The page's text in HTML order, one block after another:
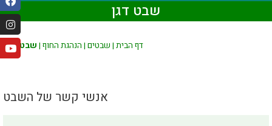
שבט דגן
דף הבית | שבטים | הנהגת החוף | שבט דגן
אנשי קשר של השבט